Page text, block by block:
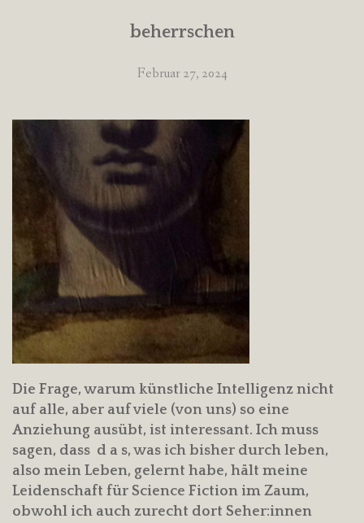
beherrschen
Februar 27, 2024
Die Frage, warum künstliche Intelligenz nicht
auf alle, aber auf viele (von uns) so eine
Anziehung ausübt, ist interessant. Ich muss
sagen, dass d a s, was ich bisher durch leben,
also mein Leben, gelernt habe, hält meine
Leidenschaft für Science Fiction im Zaum,
obwohl ich auch zurecht dort Seher:innen